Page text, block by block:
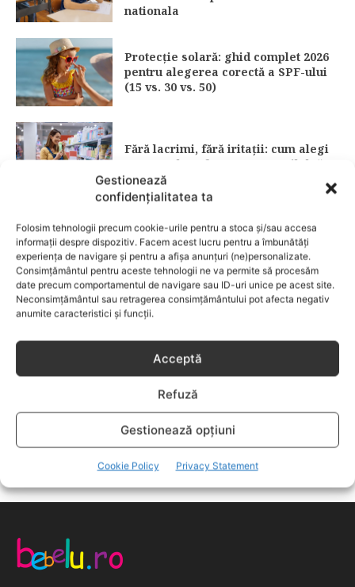
Gestionează
confidențialitatea ta
Folosim tehnologii precum cookie-urile pentru a stoca și/sau accesa
informații despre dispozitiv. Facem acest lucru pentru a îmbunătăți
experiența de navigare și pentru a afișa anunțuri (ne)personalizate.
Consimțământul pentru aceste tehnologii ne va permite să procesăm
date precum comportamentul de navigare sau ID-uri unice pe acest site.
Neconsimțământul sau retragerea consimțământului pot afecta negativ
anumite caracteristici și funcții.
Acceptă
Refuză
Gestionează opțiuni
Cookie Policy Privacy Statement
nationala
Protecție solară: ghid complet 2026
pentru alegerea corectă a SPF-ului
(15 vs. 30 vs. 50)
Fără lacrimi, fără iritații: cum alegi
șamponul perfect pentru copilul tău
CATEGORII POPULARE
EVENIMENTE
741
LIFESTYLE
COPII
634
FAMILIA
582
DEZVOLTAREA COPILULUI
COMPORTAMENT
294